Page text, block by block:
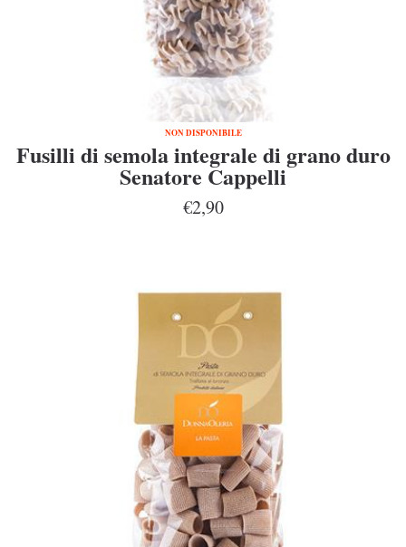
NON DISPONIBILE
Fusilli di semola integrale di grano duro
Senatore Cappelli
€2,90